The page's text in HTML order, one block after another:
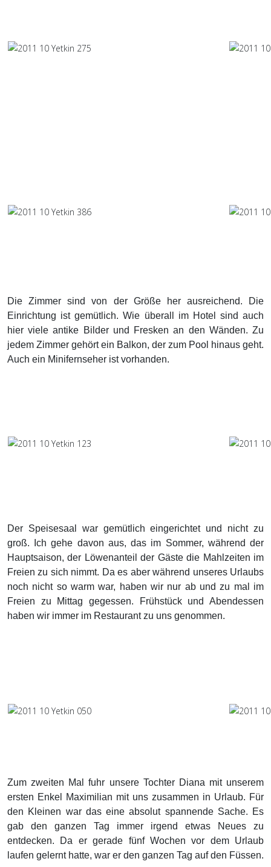
Die Zimmer sind von der Größe her ausreichend. Die
Einrichtung ist gemütlich. Wie überall im Hotel sind auch
hier viele antike Bilder und Fresken an den Wänden. Zu
jedem Zimmer gehört ein Balkon, der zum Pool hinaus geht.
Auch ein Minifernseher ist vorhanden.
Der Speisesaal war gemütlich eingerichtet und nicht zu
groß. Ich gehe davon aus, das im Sommer, während der
Hauptsaison, der Löwenanteil der Gäste die Mahlzeiten im
Freien zu sich nimmt. Da es aber während unseres Urlaubs
noch nicht so warm war, haben wir nur ab und zu mal im
Freien zu Mittag gegessen. Frühstück und Abendessen
haben wir immer im Restaurant zu uns genommen.
Zum zweiten Mal fuhr unsere Tochter Diana mit unserem
ersten Enkel Maximilian mit uns zusammen in Urlaub. Für
den Kleinen war das eine absolut spannende Sache. Es
gab den ganzen Tag immer irgend etwas Neues zu
entdecken. Da er gerade fünf Wochen vor dem Urlaub
laufen gelernt hatte, war er den ganzen Tag auf den Füssen.